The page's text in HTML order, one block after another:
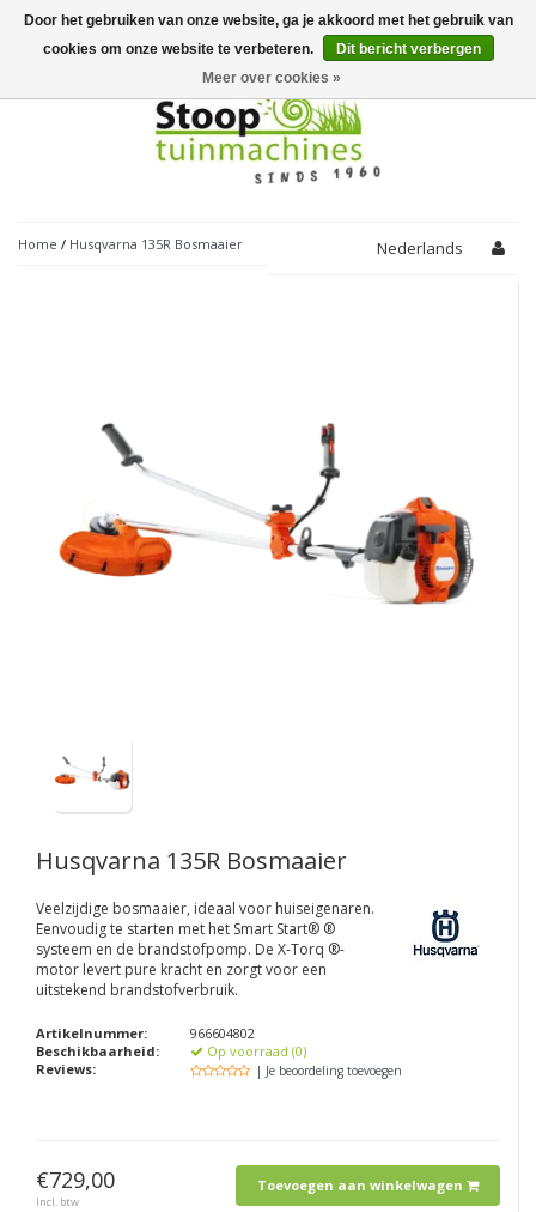
Toggle
navigation
Home / Husqvarna 135R Bosmaaier Nederlands
Husqvarna 135R Bosmaaier
Veelzijdige bosmaaier, ideaal voor huiseigenaren.
Eenvoudig te starten met het Smart Start® ®
systeem en de brandstofpomp. De X-Torq ®-
motor levert pure kracht en zorgt voor een
uitstekend brandstofverbruik.
Artikelnummer:
966604802
Beschikbaarheid:
Op voorraad (0)
Reviews:
| Je beoordeling toevoegen
€729,00
Incl. btw
Toevoegen aan winkelwagen
Door het gebruiken van onze website, ga je akkoord met het gebruik van
cookies om onze website te verbeteren.
Dit bericht verbergen
Meer over cookies »